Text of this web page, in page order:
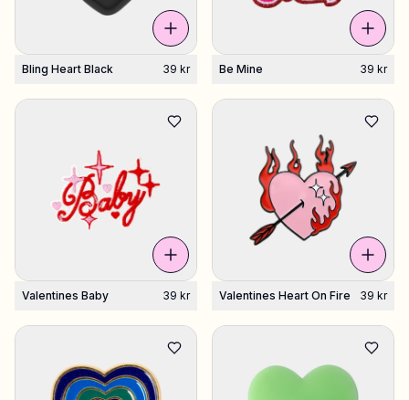
Bling Heart Black 39 kr Be Mine 39 kr
Valentines Baby 39 kr Valentines Heart On Fire 39 kr